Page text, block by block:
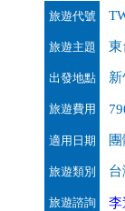
旅遊代號
旅遊主題 東
出發地點
旅遊費用
適用日期
旅遊類別
旅遊諮詢